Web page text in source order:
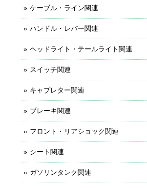
ケーブル・ライン関連
ハンドル・レバー関連
ヘッドライト・テールライト関連
スイッチ関連
キャブレター関連
ブレーキ関連
フロント・リアショック関連
シート関連
ガソリンタンク関連